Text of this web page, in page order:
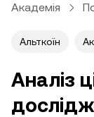
Академія
Альткоїн
Аналіз